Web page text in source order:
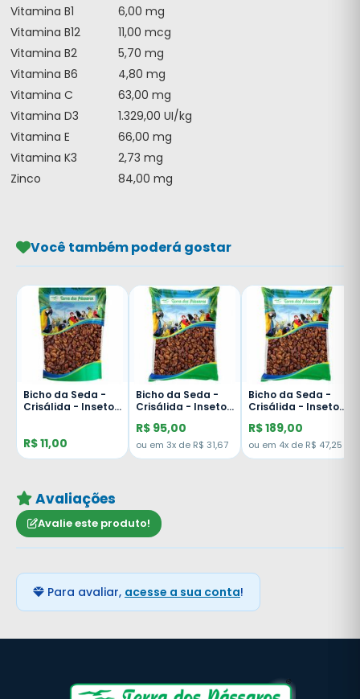
Vitamina B1
6,00 mg
Vitamina B12
11,00 mcg
Vitamina B2
5,70 mg
Vitamina B6
4,80 mg
Vitamina C
63,00 mg
Vitamina D3
1.329,00 UI/kg
Vitamina E
66,00 mg
Vitamina K3
2,73 mg
Zinco
84,00 mg
Você também poderá gostar
Bicho da Seda -
Crisálida - Insetos
R$ 11,00
Bicho da Seda -
Crisálida - Insetos
1kg
R$ 95,00
ou em 3x de R$ 31,67
Bicho da Seda -
Crisálida - Insetos
2kg
R$ 189,00
ou em 4x de R$ 47,25
Avaliações
Avalie este produto!
Para avaliar, acesse a sua conta!